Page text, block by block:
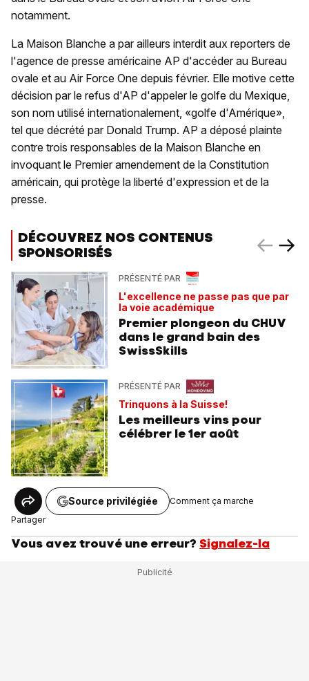
notamment.
La Maison Blanche a par ailleurs interdit aux reporters de
l'agence de presse américaine AP d'accéder au Bureau
ovale et au Air Force One depuis février. Elle motive cette
décision par le refus d'AP d'appeler le golfe du Mexique,
son nom utilisé internationalement, «golfe d'Amérique»,
tel que décrété par Donald Trump. AP a déposé plainte
contre trois responsables de la Maison Blanche en
invoquant le Premier amendement de la Constitution
américain, qui protège la liberté d'expression et de la
presse.
DÉCOUVREZ NOS CONTENUS
SPONSORISÉS
PRÉSENTÉ PAR
L'excellence ne passe pas que par
la voie académique
Premier plongeon du CHUV
dans le grand bain des
SwissSkills
PRÉSENTÉ PAR
Trinquons à la Suisse!
Les meilleurs vins pour
célébrer le 1er août
Partager
Source privilégiée Comment ça marche
Vous avez trouvé une erreur? Signalez-la